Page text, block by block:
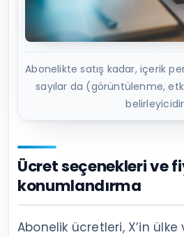
Abonelikte satış kadar, içerik
sayılar da (görüntülenme,
Ücret seçenekleri ve
konumlandırma
Abonelik ücretleri, X’in